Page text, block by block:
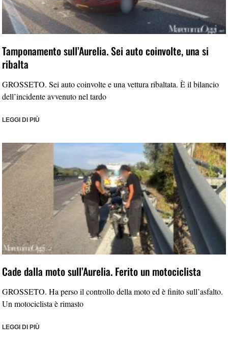
Tamponamento sull’Aurelia. Sei auto coinvolte, una si
ribalta
GROSSETO. Sei auto coinvolte e una vettura ribaltata. È il bilancio
dell’incidente avvenuto nel tardo
LEGGI DI PIÙ
Cade dalla moto sull’Aurelia. Ferito un motociclista
GROSSETO. Ha perso il controllo della moto ed è finito sull’asfalto.
Un motociclista è rimasto
LEGGI DI PIÙ